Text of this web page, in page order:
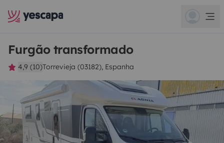
Furgão transformado
4,9 (10)Torrevieja (03182), Espanha